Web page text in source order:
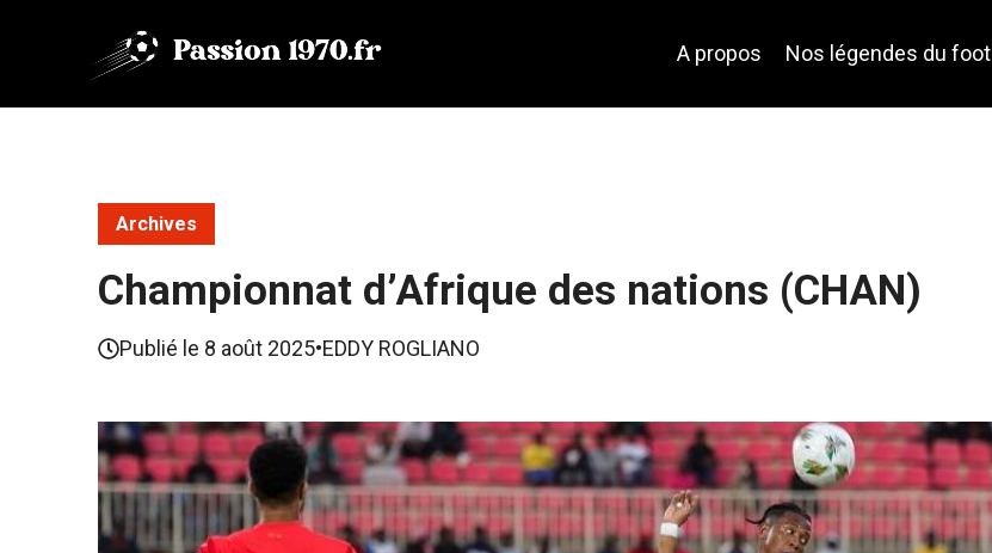
A propos Nos légendes du foot
Archives
Championnat d’Afrique des nations (CHAN)
Publié le 8 août 2025•EDDY ROGLIANO